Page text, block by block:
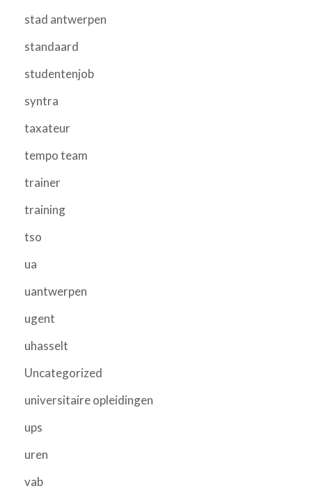
stad antwerpen
standaard
studentenjob
syntra
taxateur
tempo team
trainer
training
tso
ua
uantwerpen
ugent
uhasselt
Uncategorized
universitaire opleidingen
ups
uren
vab